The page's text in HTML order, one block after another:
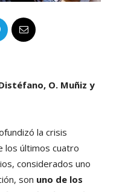
O. Muñiz y
la crisis
los últimos cuatro
considerados uno
son uno de los